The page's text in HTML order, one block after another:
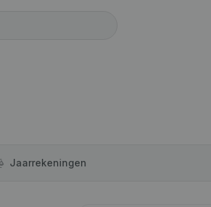
Jaar­rekeningen